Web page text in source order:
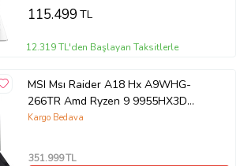
Zetta Çanta
115.499TL
12.319 TL'den Başlayan Taksitlerle
MSI Msı Raider A18 Hx A9WHG-
266TR Amd Ryzen 9 9955HX3D
64GB Ram Ddr5 2tb SSD Rtx 5070
Windows 11 Pro K42
Kargo Bedava
351.999TL